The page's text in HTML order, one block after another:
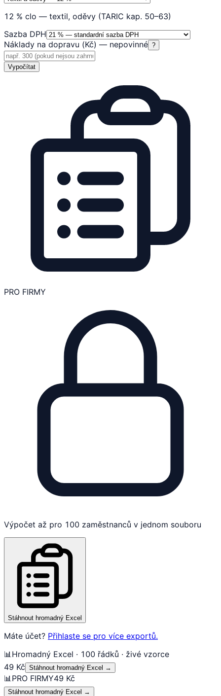
12 % clo — textil, oděvy (TARIC kap. 50–63)
Sazba DPH
Náklady na dopravu (Kč) — nepovinné ?
Vypočítat
PRO FIRMY
Výpočet až pro 100 zaměstnanců v jednom souboru
Stáhnout hromadný Excel
Máte účet? Přihlaste se pro více exportů.
📊 Hromadný Excel · 100 řádků · živé vzorce
49 Kč Stáhnout hromadný Excel →
📊 PRO FIRMY49 Kč
Stáhnout hromadný Excel →